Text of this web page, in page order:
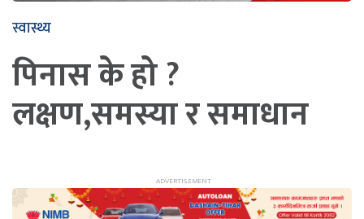
स्वास्थ्य
पिनास के हो ?
लक्षण,समस्या र समाधान